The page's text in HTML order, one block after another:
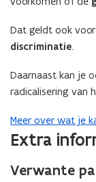
Dat geldt ook
discriminatie.
Daarnaast kan je
radicalisering van
Meer over wat je
Extra
Verwante